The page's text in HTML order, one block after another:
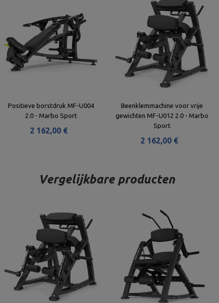
Positieve borstdruk MF-U004
2.0 - Marbo Sport
2 162,00 €
Beenklemmachine voor vrije
gewichten MF-U012 2.0 - Marbo
Sport
2 162,00 €
Vergelijkbare producten